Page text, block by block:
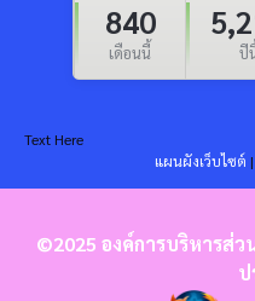
840
เดือนนี้ ปี
Text Here
แผนผังเว็บไซต์ |
©2025 องค์การบริหารส่
ป